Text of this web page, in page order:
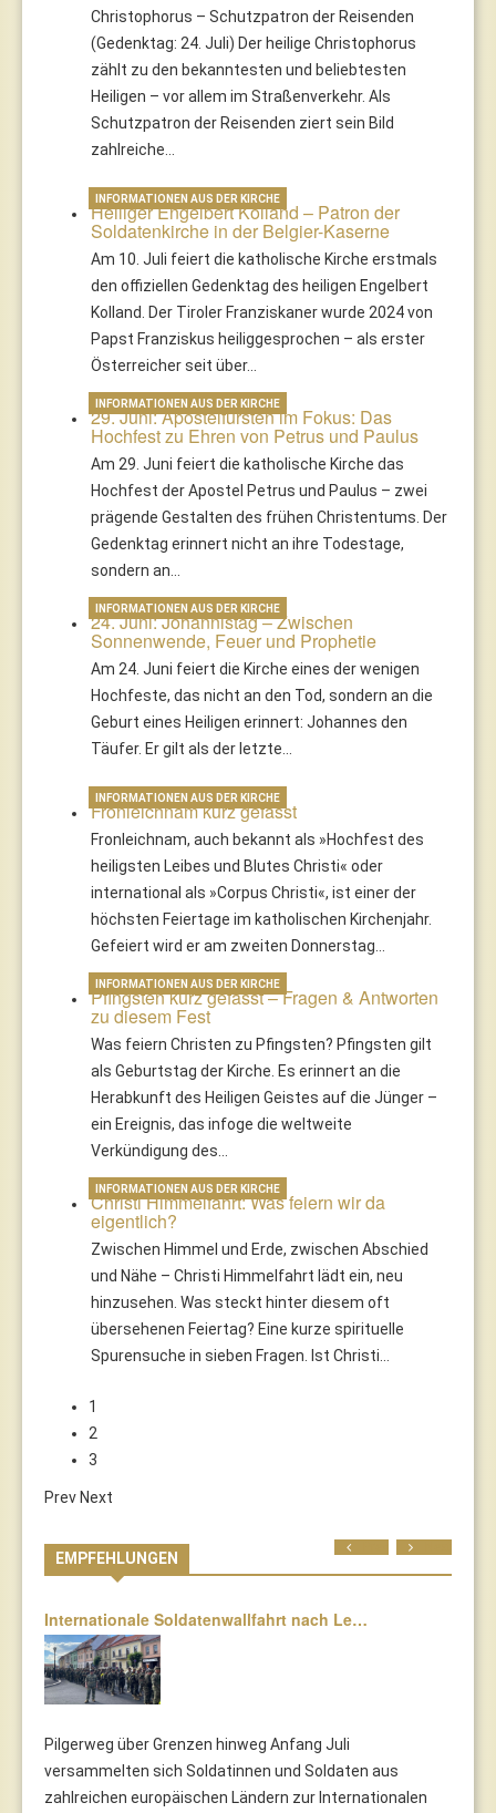
Christophorus – Schutzpatron der Reisenden
(Gedenktag: 24. Juli) Der heilige Christophorus
zählt zu den bekanntesten und beliebtesten
Heiligen – vor allem im Straßenverkehr. Als
Schutzpatron der Reisenden ziert sein Bild
zahlreiche…
Heiliger Engelbert Kolland – Patron der
Soldatenkirche in der Belgier-Kaserne
Am 10. Juli feiert die katholische Kirche erstmals
den offiziellen Gedenktag des heiligen Engelbert
Kolland. Der Tiroler Franziskaner wurde 2024 von
Papst Franziskus heiliggesprochen – als erster
Österreicher seit über…
INFORMATIONEN AUS DER KIRCHE
29. Juni: Apostelfürsten im Fokus: Das
Hochfest zu Ehren von Petrus und Paulus
Am 29. Juni feiert die katholische Kirche das
Hochfest der Apostel Petrus und Paulus – zwei
prägende Gestalten des frühen Christentums. Der
Gedenktag erinnert nicht an ihre Todestage,
sondern an…
INFORMATIONEN AUS DER KIRCHE
24. Juni: Johannistag – Zwischen
Sonnenwende, Feuer und Prophetie
Am 24. Juni feiert die Kirche eines der wenigen
Hochfeste, das nicht an den Tod, sondern an die
Geburt eines Heiligen erinnert: Johannes den
Täufer. Er gilt als der letzte…
INFORMATIONEN AUS DER KIRCHE
Fronleichnam kurz gefasst
Fronleichnam, auch bekannt als »Hochfest des
heiligsten Leibes und Blutes Christi« oder
international als »Corpus Christi«, ist einer der
höchsten Feiertage im katholischen Kirchenjahr.
Gefeiert wird er am zweiten Donnerstag…
INFORMATIONEN AUS DER KIRCHE
Pfingsten kurz gefasst – Fragen & Antworten
zu diesem Fest
Was feiern Christen zu Pfingsten? Pfingsten gilt
als Geburtstag der Kirche. Es erinnert an die
Herabkunft des Heiligen Geistes auf die Jünger –
ein Ereignis, das infoge die weltweite
Verkündigung des…
INFORMATIONEN AUS DER KIRCHE
Christi Himmelfahrt: Was feiern wir da
eigentlich?
Zwischen Himmel und Erde, zwischen Abschied
und Nähe – Christi Himmelfahrt lädt ein, neu
hinzusehen. Was steckt hinter diesem oft
übersehenen Feiertag? Eine kurze spirituelle
Spurensuche in sieben Fragen. Ist Christi…
INFORMATIONEN AUS DER KIRCHE
1
2
3
PrevNext
EMPFEHLUNGEN
Internationale Soldatenwallfahrt nach Le…
Pilgerweg über Grenzen hinweg Anfang Juli
versammelten sich Soldatinnen und Soldaten aus
zahlreichen europäischen Ländern zur Internationalen